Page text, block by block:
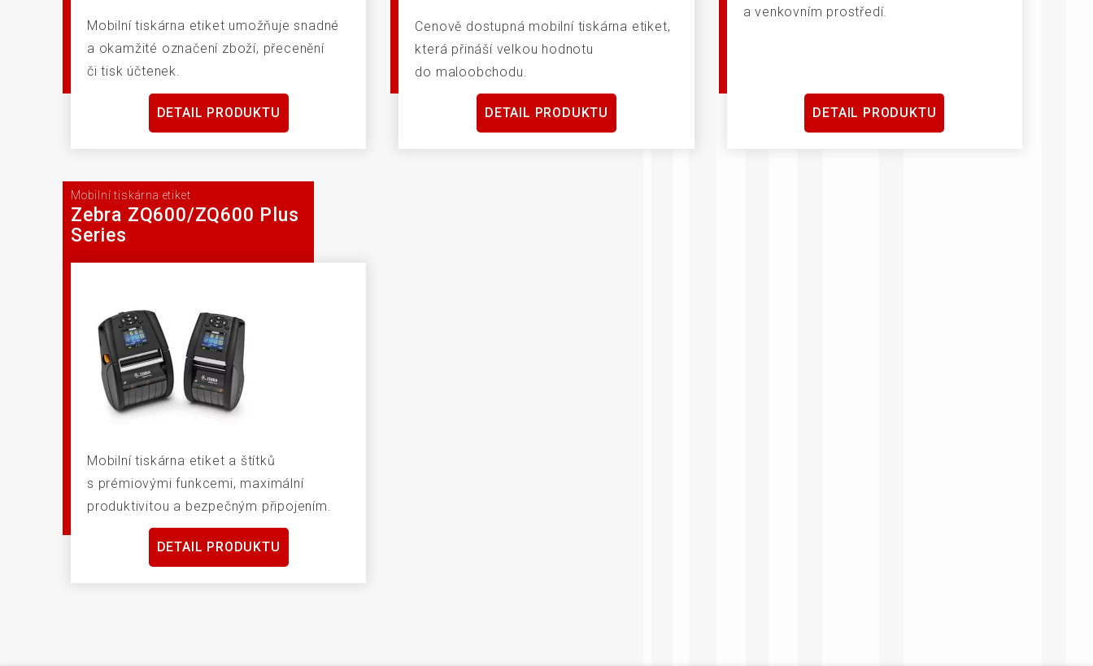
Mobilní tiskárna etiket umožňuje snadné
a okamžité označení zboží, přecenění
či tisk účtenek.
DETAIL PRODUKTU
Cenově dostupná mobilní tiskárna etiket,
která přináší velkou hodnotu
do maloobchodu.
DETAIL PRODUKTU
a venkovním prostředí.
DETAIL PRODUKTU
Mobilní tiskárna etiket
Zebra ZQ600/ZQ600 Plus
Series
Mobilní tiskárna etiket a štítků
s prémiovými funkcemi, maximální
produktivitou a bezpečným připojením.
DETAIL PRODUKTU